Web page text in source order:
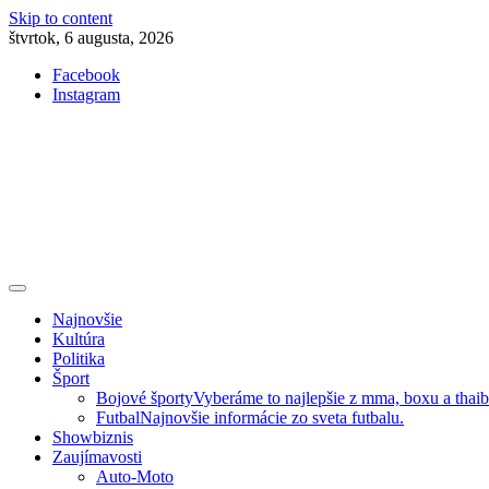
Skip to content
štvrtok, 6 augusta, 2026
Facebook
Instagram
Najnovšie
Kultúra
Politika
Šport
Bojové športyVyberáme to najlepšie z mma, boxu a
FutbalNajnovšie informácie zo sveta futbalu.
Showbiznis
Zaujímavosti
Auto-Moto